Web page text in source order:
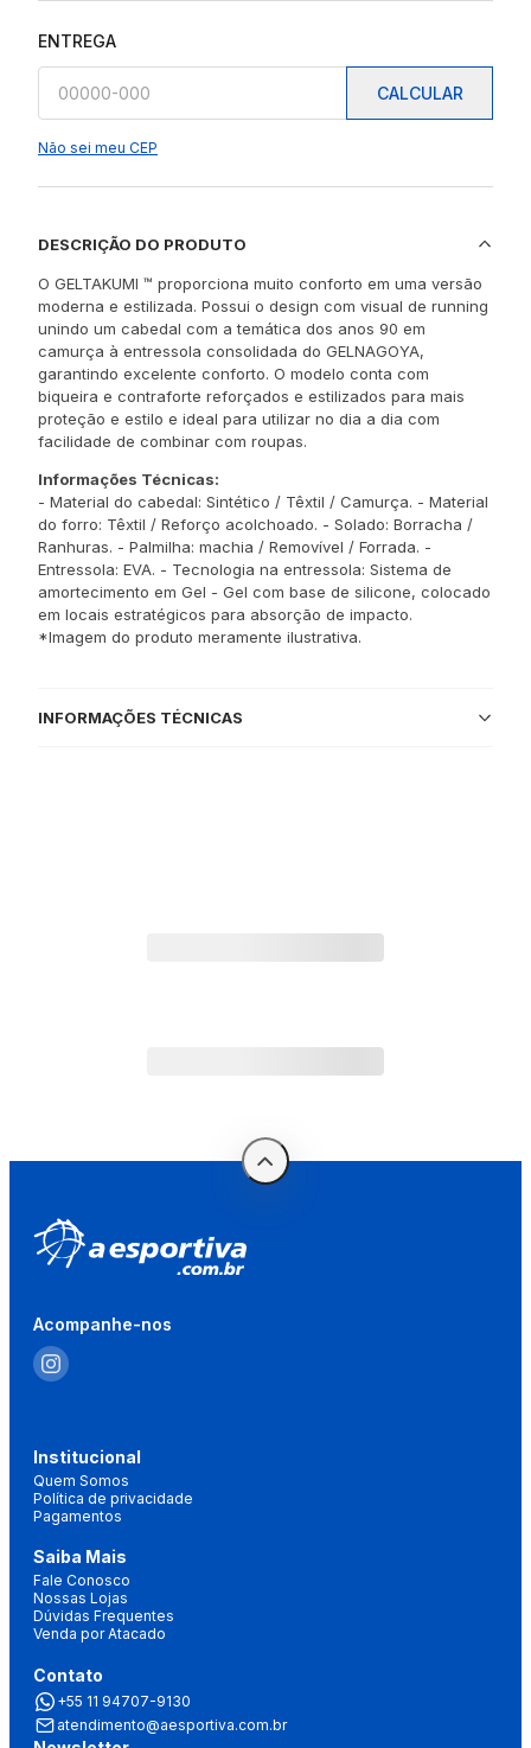
ENTREGA
CALCULAR
Não sei meu CEP
DESCRIÇÃO DO PRODUTO
O GELTAKUMI ™ proporciona muito conforto em uma versão
moderna e estilizada. Possui o design com visual de running
unindo um cabedal com a temática dos anos 90 em
camurça à entressola consolidada do GELNAGOYA,
garantindo excelente conforto. O modelo conta com
biqueira e contraforte reforçados e estilizados para mais
proteção e estilo e ideal para utilizar no dia a dia com
facilidade de combinar com roupas.
Informações Técnicas:
- Material do cabedal: Sintético / Têxtil / Camurça. - Material
do forro: Têxtil / Reforço acolchoado. - Solado: Borracha /
Ranhuras. - Palmilha: machia / Removível / Forrada. -
Entressola: EVA. - Tecnologia na entressola: Sistema de
amortecimento em Gel - Gel com base de silicone, colocado
em locais estratégicos para absorção de impacto.
*Imagem do produto meramente ilustrativa.
INFORMAÇÕES TÉCNICAS
Acompanhe-nos
Institucional
Quem Somos
Política de privacidade
Pagamentos
Saiba Mais
Fale Conosco
Nossas Lojas
Dúvidas Frequentes
Venda por Atacado
Contato
+55 11 94707-9130
atendimento@aesportiva.com.br